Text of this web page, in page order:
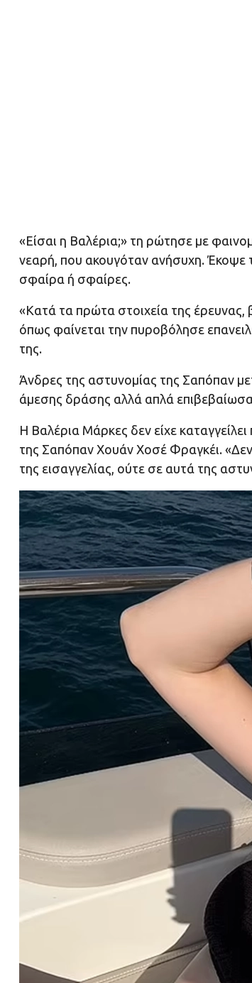
«Είσαι η Βαλέρια;» τη ρώτησε με
νεαρή, που ακουγόταν ανήσυχη. Έκοψε
σφαίρα ή σφαίρες.
«Κατά τα πρώτα στοιχεία της
όπως φαίνεται την πυροβόλησε
της.
Άνδρες της αστυνομίας της Σαπόπαν
άμεσης δράσης αλλά απλά
Η Βαλέρια Μάρκες δεν είχε
της Σαπόπαν Χουάν Χοσέ Φραγκέι.
της εισαγγελίας, ούτε σε αυτά της